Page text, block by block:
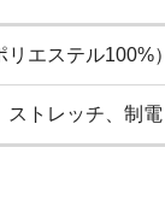
リエステル100%）
ストレッチ、制電